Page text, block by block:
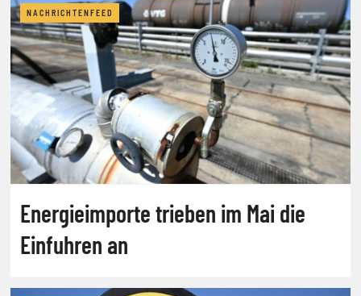
NACHRICHTENFEED
Energieimporte trieben im Mai die
Einfuhren an